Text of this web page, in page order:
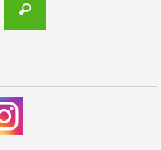
Recherche